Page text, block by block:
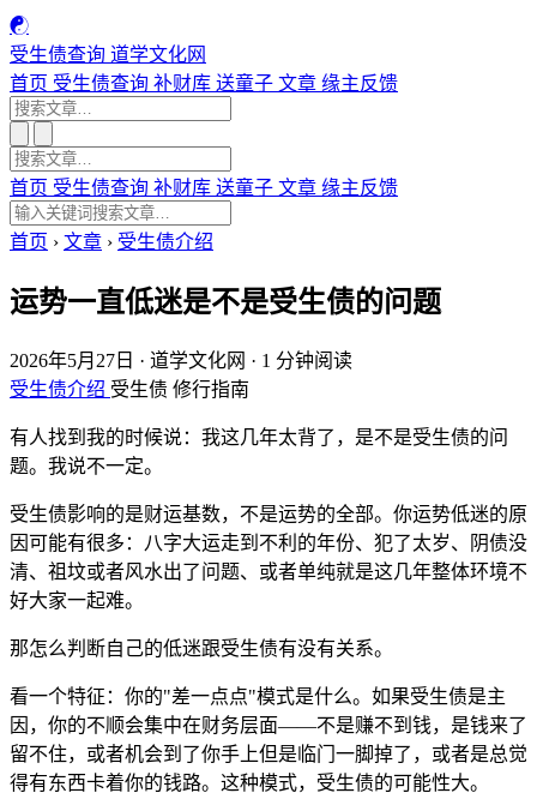
☯
受生债查询 道学文化网
首页 受生债查询 补财库 送童子 文章 缘主反馈
首页 受生债查询 补财库 送童子 文章 缘主反馈
首页 › 文章 › 受生债介绍
运势一直低迷是不是受生债的问题
2026年5月27日 · 道学文化网 · 1 分钟阅读
受生债介绍 受生债 修行指南
有人找到我的时候说：我这几年太背了，是不是受生债的问
题。我说不一定。
受生债影响的是财运基数，不是运势的全部。你运势低迷的原
因可能有很多：八字大运走到不利的年份、犯了太岁、阴债没
清、祖坟或者风水出了问题、或者单纯就是这几年整体环境不
好大家一起难。
那怎么判断自己的低迷跟受生债有没有关系。
看一个特征：你的"差一点点"模式是什么。如果受生债是主
因，你的不顺会集中在财务层面——不是赚不到钱，是钱来了
留不住，或者机会到了你手上但是临门一脚掉了，或者是总觉
得有东西卡着你的钱路。这种模式，受生债的可能性大。